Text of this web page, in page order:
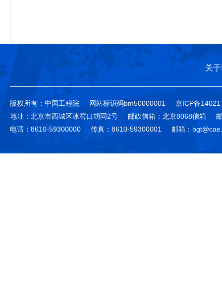
关
版权所有：中国工程院 网站标识码bm50000001
京ICP备
地址：北京市西城区冰窖口胡同2号
邮政信箱：北京8068信箱
电话：8610-59300000
传真：8610-59300001 邮箱：